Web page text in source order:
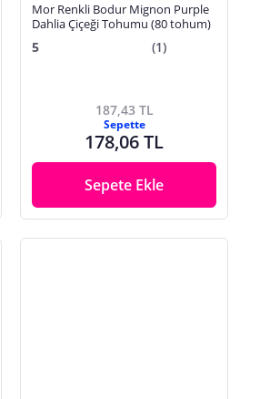
Mor Renkli Bodur Mignon Purple
Dahlia Çiçeği Tohumu (80 tohum)
5 (1)
187,43 TL
Sepette
178,06 TL
Sepete Ekle